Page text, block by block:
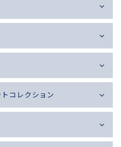
コレクション